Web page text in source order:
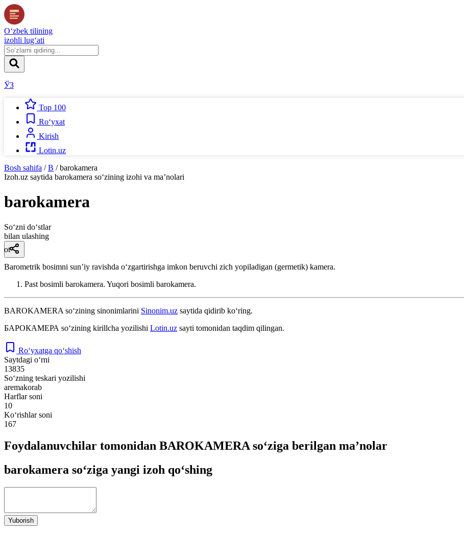
O‘zbek tilining
izohli lug‘ati
ЎЗ
Top 100
Ro‘yxat
Kirish
Lotin.uz
Bosh sahifa / B / barokamera
Izoh.uz saytida barokamera so‘zining izohi va ma’nolari
barokamera
So‘zni do‘stlar
bilan ulashing
ot
Barometrik bosimni sunʼiy ravishda oʻzgartirishga imkon beruvchi zich yopiladigan (germetik) kamera.
Past bosimli barokamera. Yuqori bosimli barokamera.
BAROKAMERA so‘zining sinonimlarini Sinonim.uz saytida qidirib ko‘ring.
БАРОКАМЕРА so‘zining kirillcha yozilishi Lotin.uz sayti tomonidan taqdim qilingan.
Ro‘yxatga qo‘shish
Saytdagi o‘rni
13835
So‘zning teskari yozilishi
aremakorab
Harflar soni
10
Ko‘rishlar soni
167
Foydalanuvchilar tomonidan BAROKAMERA so‘ziga berilgan ma’nolar
barokamera so‘ziga yangi izoh qo‘shing
Yuborish